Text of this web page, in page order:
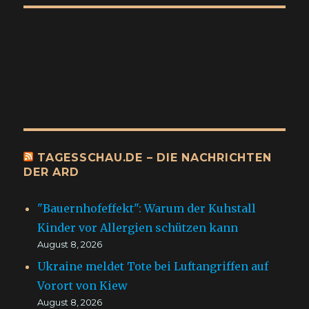
TAGESSCHAU.DE – DIE NACHRICHTEN
DER ARD
"Bauernhofeffekt": Warum der Kuhstall
Kinder vor Allergien schützen kann
August 8, 2026
Ukraine meldet Tote bei Luftangriffen auf
Vorort von Kiew
August 8, 2026